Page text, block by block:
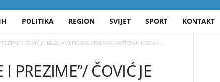
POLITIKA REGION SVIJET SPORT KONTAKT
ČOVIĆ JE BLIZU AMERIČKOG CRVENOG KARTONA: HDZ-ovi...
PREZIME”/ ČOVIĆ JE